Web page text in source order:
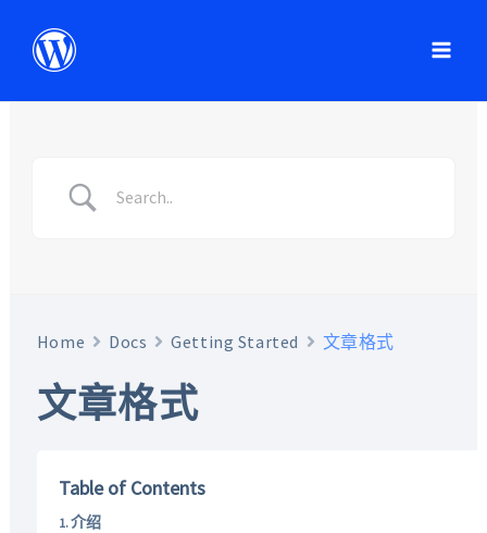
Home Docs Getting Started 文章格式
文章格式
Table of Contents
介绍